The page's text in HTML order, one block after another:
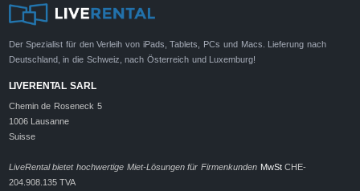
Der Spezialist für den Verleih von iPads, Tablets, PCs und Macs. Lieferung nach
Deutschland, in die Schweiz, nach Österreich und Luxemburg!
LIVERENTAL SARL
Chemin de Roseneck 5
1006 Lausanne
Suisse
LiveRental bietet hochwertige Miet-Lösungen für Firmenkunden MwStCHE-
204.908.135 TVA